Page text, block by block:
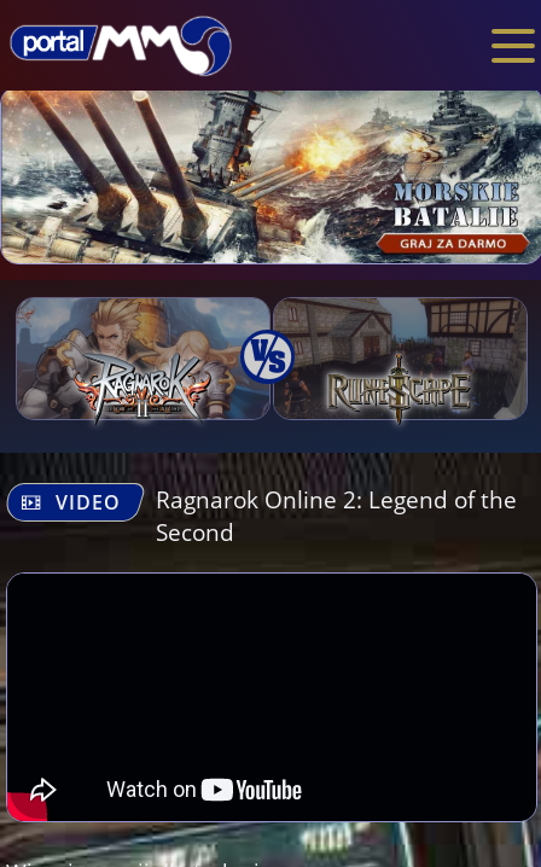
VIDEO
Ragnarok Online 2: Legend of the
Second